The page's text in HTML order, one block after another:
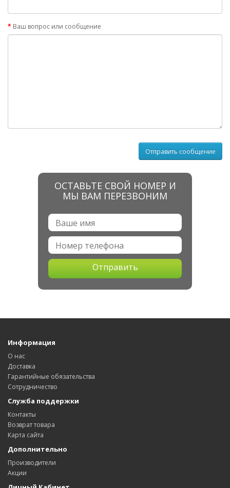
Ваш вопрос или сообщение
ОСТАВЬТЕ СВОЙ НОМЕР И
МЫ ВАМ ПЕРЕЗВОНИМ
Отправить
Информация
О нас
Доставка
Гарантийные обязательства
Сотрудничество
Служба поддержки
Контакты
Возврат товара
Карта сайта
Дополнительно
Производители
Акции